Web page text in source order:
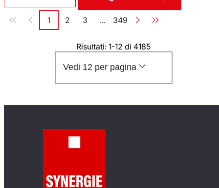
Paginazione
Pagina
1 Pagina
2 Pagina
3 ... Pagina
349
Risultati: 1-12 di 4185
Vedi 12 per pagina